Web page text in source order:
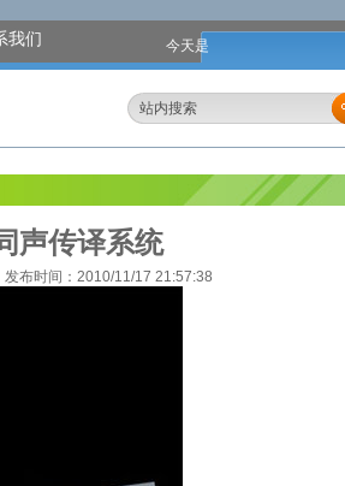
我们 今天是
声传译系统
布时间：2010/11/17 21:57:38